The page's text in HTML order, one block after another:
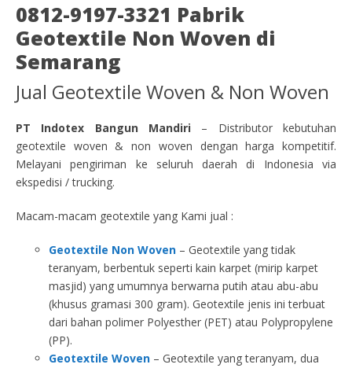
0812-9197-3321 Pabrik
Geotextile Non Woven di
Semarang
Jual Geotextile Woven & Non Woven
PT Indotex Bangun Mandiri – Distributor kebutuhan
geotextile woven & non woven dengan harga kompetitif.
Melayani pengiriman ke seluruh daerah di Indonesia via
ekspedisi / trucking.
Macam-macam geotextile yang Kami jual :
Geotextile Non Woven – Geotextile yang tidak
teranyam, berbentuk seperti kain karpet (mirip karpet
masjid) yang umumnya berwarna putih atau abu-abu
(khusus gramasi 300 gram). Geotextile jenis ini terbuat
dari bahan polimer Polyesther (PET) atau Polypropylene
(PP).
Geotextile Woven – Geotextile yang teranyam, dua